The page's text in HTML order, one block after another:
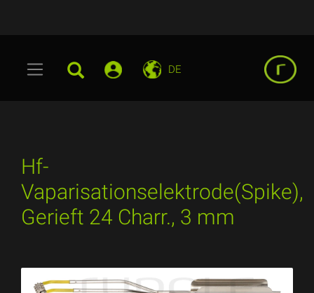
DE
Hf-
Vaparisationselektrode(Spike),
Gerieft 24 Charr., 3 mm